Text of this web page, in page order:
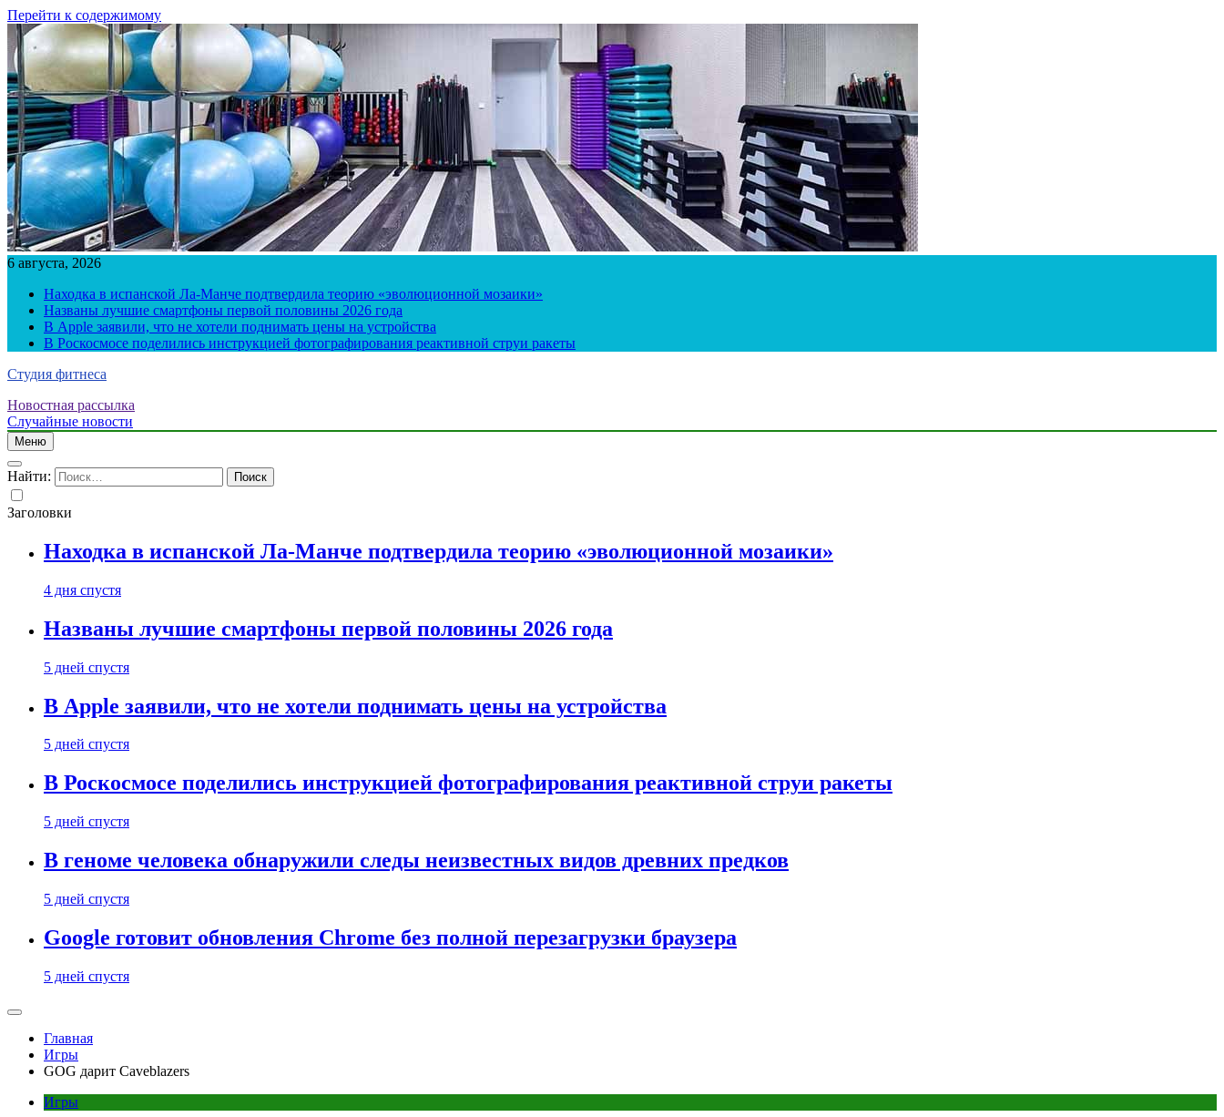
Перейти к содержимому
6 августа, 2026
Находка в испанской Ла-Манче подтвердила теорию «эволюционной мозаики»
Названы лучшие смартфоны первой половины 2026 года
В Apple заявили, что не хотели поднимать цены на устройства
В Роскосмосе поделились инструкцией фотографирования реактивной струи ракеты
Студия фитнеса
Новостная рассылка
Случайные новости
Меню
Найти:
Заголовки
Находка в испанской Ла-Манче подтвердила теорию «эволюционной мозаики»
4 дня спустя
Названы лучшие смартфоны первой половины 2026 года
5 дней спустя
В Apple заявили, что не хотели поднимать цены на устройства
5 дней спустя
В Роскосмосе поделились инструкцией фотографирования реактивной струи ракеты
5 дней спустя
В геноме человека обнаружили следы неизвестных видов древних предков
5 дней спустя
Google готовит обновления Chrome без полной перезагрузки браузера
5 дней спустя
Главная
Игры
GOG дарит Caveblazers
Игры